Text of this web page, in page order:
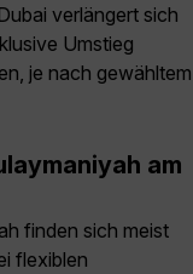
verlängert sich
Umstieg
je nach gewähltem
am
finden sich meist
flexiblen